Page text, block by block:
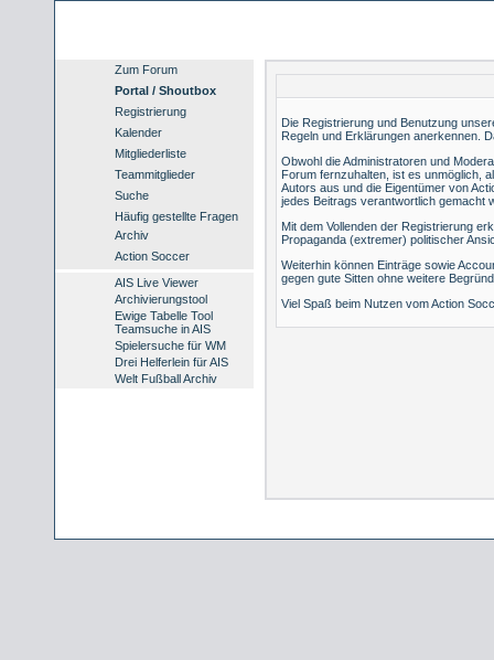
Zum Forum
Portal / Shoutbox
Registrierung
Kalender
Mitgliederliste
Teammitglieder
Suche
Häufig gestellte Fragen
Archiv
Action Soccer
AIS Live Viewer
Archivierungstool
Ewige Tabelle Tool
Teamsuche in AIS
Spielersuche für WM
Drei Helferlein für AIS
Welt Fußball Archiv
Die Registrierung und Benutzung
Regeln und Erklärungen anerkennen.
Obwohl die Administratoren und
Forum fernzuhalten, ist es unmöglich,
Autors aus und die Eigentümer von
jedes Beitrags verantwortlich gemacht
Mit dem Vollenden der Registrierung
Propaganda (extremer) politischer
Weiterhin können Einträge sowie
gegen gute Sitten ohne weitere
Viel Spaß beim Nutzen vom Action